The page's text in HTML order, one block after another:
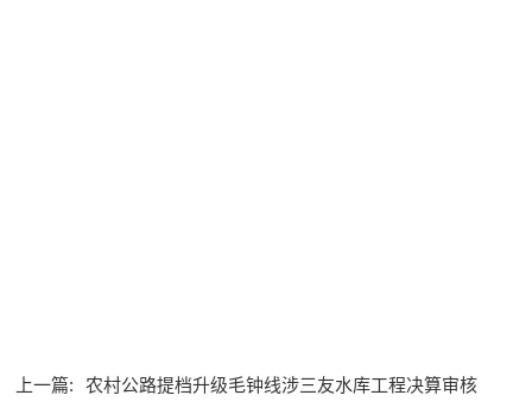
上一篇:
农村公路提档升级毛钟线涉三友水库工程决算审核